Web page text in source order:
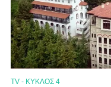
TV - ΚΥΚΛΟΣ 4